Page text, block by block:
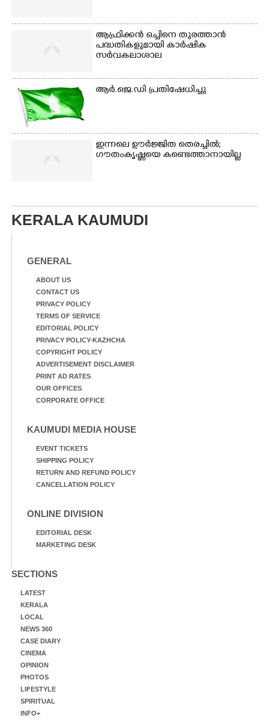
ആഫ്രിക്കൻ ഒച്ചിനെ തുരത്താൻ
പദ്ധതികളുമായി കാർഷിക
സർവകലാശാല
ആർ.ജെ.ഡി പ്രതിഷേധിച്ചു
ഇന്നലെ ഊർജ്ജിത തെരച്ചിൽ;
ഗൗതംകൃഷ്ണയെ കണ്ടെത്താനായില്ല
KERALA KAUMUDI
GENERAL
ABOUT US
CONTACT US
PRIVACY POLICY
TERMS OF SERVICE
EDITORIAL POLICY
PRIVACY POLICY-KAZHCHA
COPYRIGHT POLICY
ADVERTISEMENT DISCLAIMER
PRINT AD RATES
OUR OFFICES
CORPORATE OFFICE
KAUMUDI MEDIA HOUSE
EVENT TICKETS
SHIPPING POLICY
RETURN AND REFUND POLICY
CANCELLATION POLICY
ONLINE DIVISION
EDITORIAL DESK
MARKETING DESK
SECTIONS
LATEST
KERALA
LOCAL
NEWS 360
CASE DIARY
CINEMA
OPINION
PHOTOS
LIFESTYLE
SPIRITUAL
INFO+